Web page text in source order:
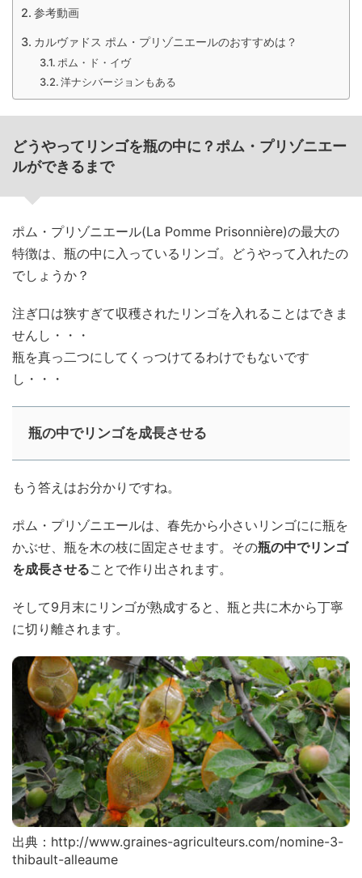
参考動画
カルヴァドス ポム・プリゾニエールのおすすめは？
ポム・ド・イヴ
洋ナシバージョンもある
どうやってリンゴを瓶の中に？ポム・プリゾニエー
ルができるまで
ポム・プリゾニエール(La Pomme Prisonnière)の最大の
特徴は、瓶の中に入っているリンゴ。どうやって入れたの
でしょうか？
注ぎ口は狭すぎて収穫されたリンゴを入れることはできま
せんし・・・
瓶を真っ二つにしてくっつけてるわけでもないです
し・・・
瓶の中でリンゴを成長させる
もう答えはお分かりですね。
ポム・プリゾニエールは、春先から小さいリンゴにに瓶を
かぶせ、瓶を木の枝に固定させます。その瓶の中でリンゴ
を成長させることで作り出されます。
そして9月末にリンゴが熟成すると、瓶と共に木から丁寧
に切り離されます。
出典：http://www.graines-agriculteurs.com/nomine-3-
thibault-alleaume